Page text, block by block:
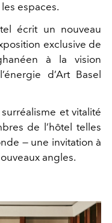
espaces.
écrit un nouveau
exclusive de
à la vision
d’Art Basel
et vitalité
de l’hôtel telles
— une invitation à
angles.